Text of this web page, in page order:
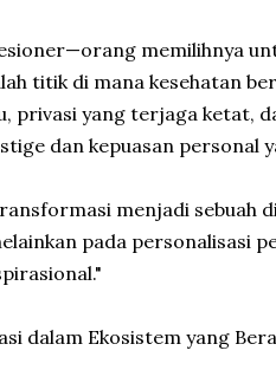
memilihnya
titik di mana kesehatan
privasi yang terjaga ketat,
dan kepuasan personal
menjadi sebuah
pada personalisasi
dalam Ekosistem yang